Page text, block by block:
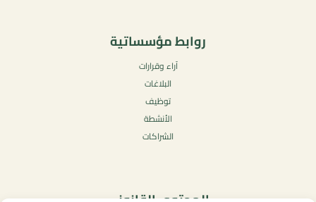
روابط مؤسساتية
آراء وقرارات
البلاغات
توظيف
الأنشطة
الشراكات